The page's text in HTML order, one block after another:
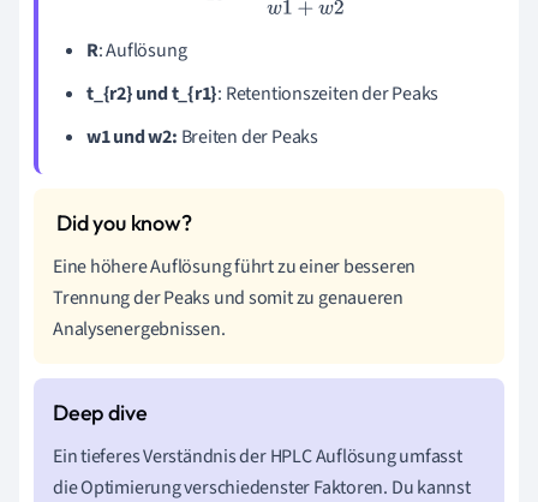
R: Auflösung
t_{r2} und t_{r1}: Retentionszeiten der Peaks
w1 und w2: Breiten der Peaks
Eine höhere Auflösung führt zu einer besseren
Trennung der Peaks und somit zu genaueren
Analysenergebnissen.
Ein tieferes Verständnis der HPLC Auflösung umfasst
die Optimierung verschiedenster Faktoren. Du kannst